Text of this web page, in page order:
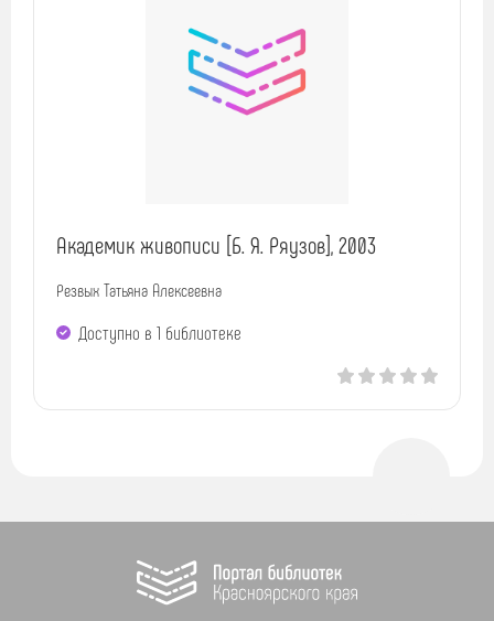
Академик живописи [Б. Я. Ряузов], 2003
Резвых Татьяна Алексеевна
Доступно в 1 библиотекe